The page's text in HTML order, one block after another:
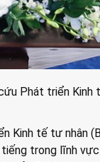
Phát triển Kinh
Kinh tế tư nhân
tiếng trong lĩnh